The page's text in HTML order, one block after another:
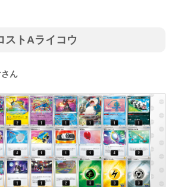
ストAライコウ
ん